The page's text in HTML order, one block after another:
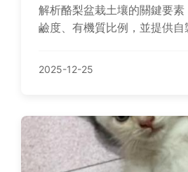
解析酪梨盆栽土壤的關鍵要
鹼度、有機質比例，並提供自
免種植陷阱。
2025-12-25